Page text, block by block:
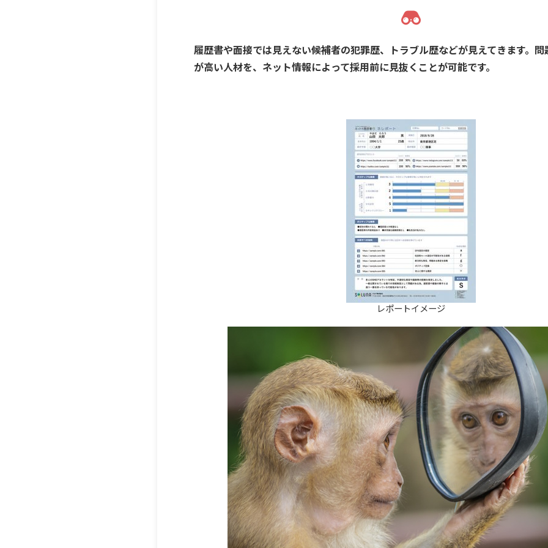
履歴書や面接では見えない候補者の犯罪歴、トラブル歴などが見えてきます。
が高い人材を、ネット情報によって採用前に見抜くことが可能です。
レポートイメージ